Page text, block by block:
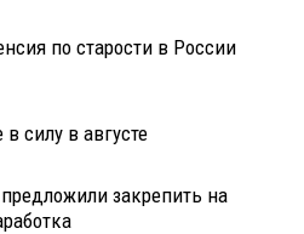
по старости в России
силу в августе
закрепить на